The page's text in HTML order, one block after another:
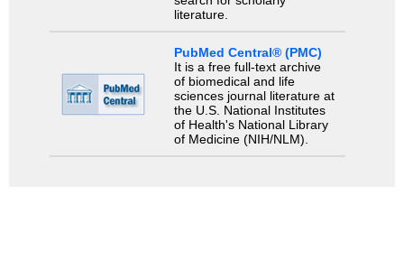
literature.
PubMed Central® (PMC)
It is a free full-text archive
of biomedical and life
sciences journal literature at
the U.S. National Institutes
of Health's National Library
of Medicine (NIH/NLM).